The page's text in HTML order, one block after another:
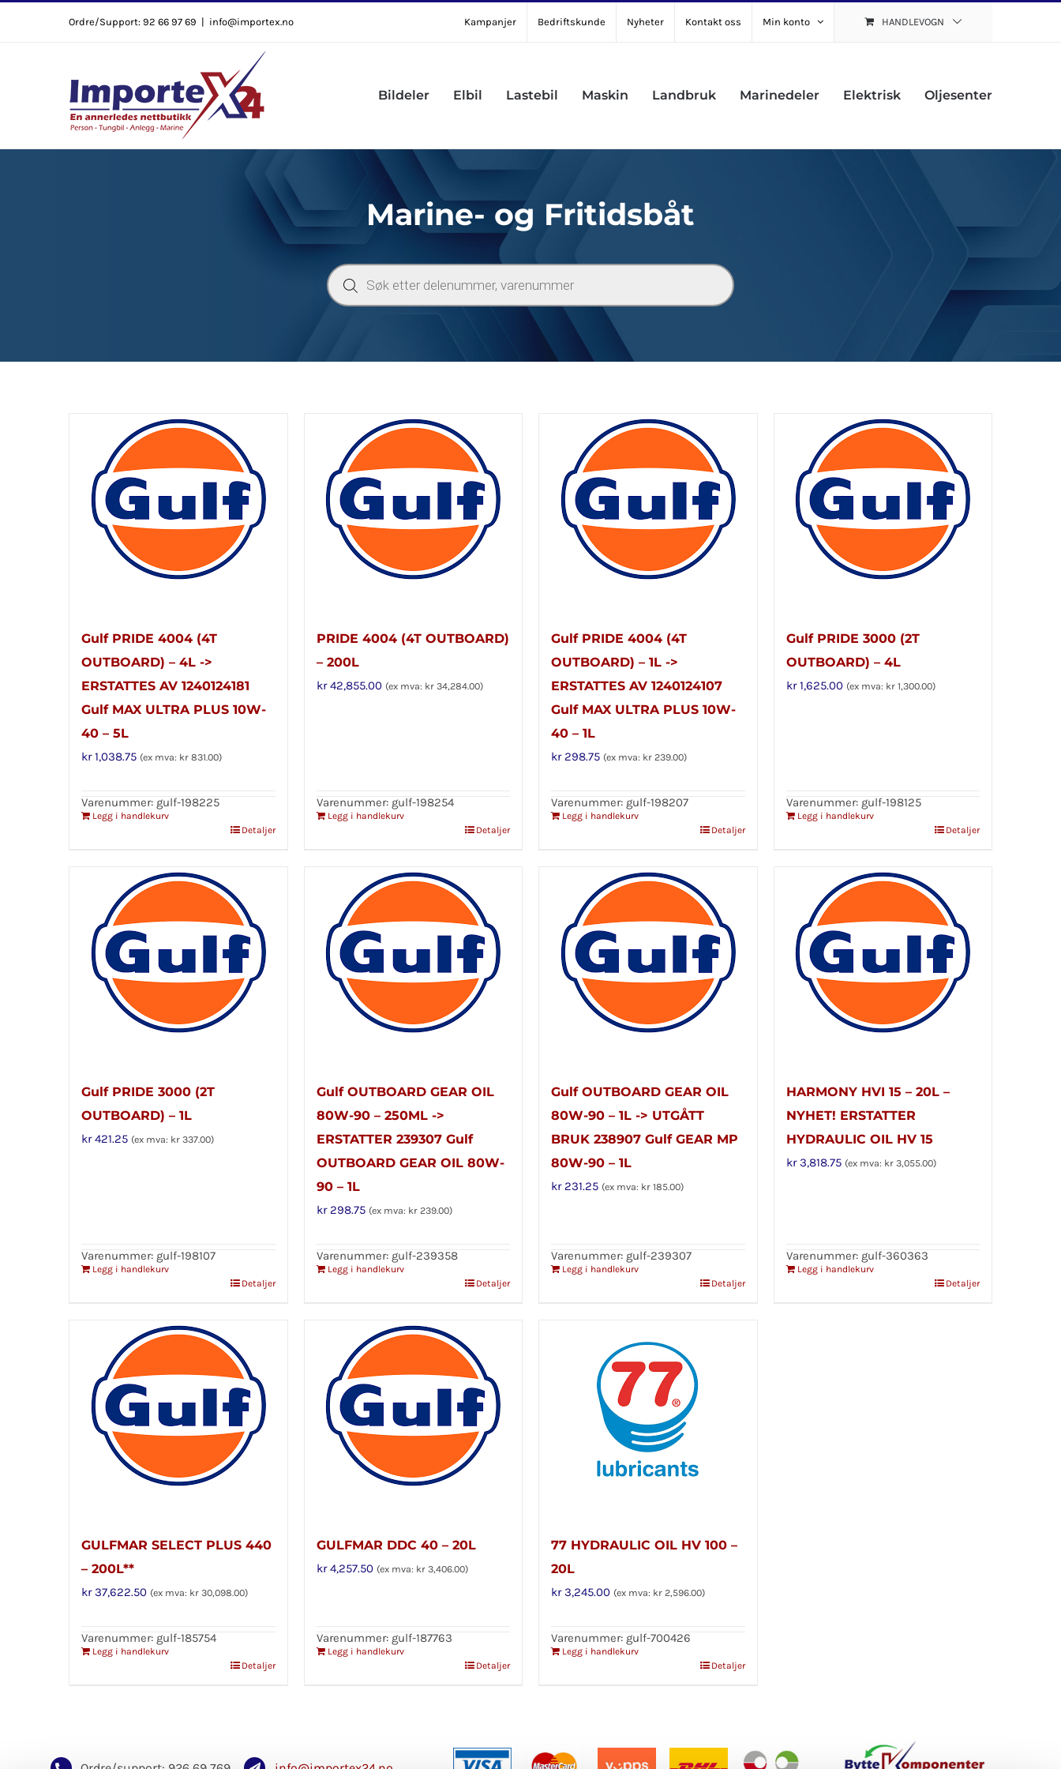
Ordre/Support: 92 66 97 69 | info@importex.no Kampanjer Bedriftskunde Nyheter Kontakt oss Min konto HANDLEVOGN
Bildeler Elbil Lastebil Maskin Landbruk Marinedeler Elektrisk Oljesenter
Marine- og Fritidsbåt
Products
search
Gulf PRIDE 4004 (4T
OUTBOARD) – 4L ->
ERSTATTES AV 1240124181
Gulf MAX ULTRA PLUS 10W-
40 – 5L
kr1,038.75 (ex mva: kr 831.00)
Varenummer: gulf-198225
Legg i handlekurv
Detaljer
PRIDE 4004 (4T OUTBOARD)
– 200L
kr42,855.00 (ex mva: kr34,284.00)
Varenummer: gulf-198254
Legg i handlekurv
Detaljer
Gulf PRIDE 4004 (4T
OUTBOARD) – 1L ->
ERSTATTES AV 1240124107
Gulf MAX ULTRA PLUS 10W-
40 – 1L
kr298.75 (ex mva: kr 239.00)
Varenummer: gulf-198207
Legg i handlekurv
Detaljer
Gulf PRIDE 3000 (2T
OUTBOARD) – 4L
kr1,625.00 (ex mva: kr1,300.00)
Varenummer: gulf-198125
Legg i handlekurv
Detaljer
Gulf PRIDE 3000 (2T
OUTBOARD) – 1L
kr421.25 (ex mva: kr 337.00)
Varenummer: gulf-198107
Legg i handlekurv
Detaljer
Gulf OUTBOARD GEAR OIL
80W-90 – 250ML ->
ERSTATTER 239307 Gulf
OUTBOARD GEAR OIL 80W-
90 – 1L
kr298.75 (ex mva: kr239.00)
Varenummer: gulf-239358
Legg i handlekurv
Detaljer
Gulf OUTBOARD GEAR OIL
80W-90 – 1L -> UTGÅTT
BRUK 238907 Gulf GEAR MP
80W-90 – 1L
kr231.25 (ex mva: kr 185.00)
Varenummer: gulf-239307
Legg i handlekurv
Detaljer
HARMONY HVI 15 – 20L –
NYHET! ERSTATTER
HYDRAULIC OIL HV 15
kr3,818.75 (ex mva: kr3,055.00)
Varenummer: gulf-360363
Legg i handlekurv
Detaljer
GULFMAR SELECT PLUS 440
– 200L**
kr37,622.50 (ex mva: kr 30,098.00)
Varenummer: gulf-185754
Legg i handlekurv
Detaljer
GULFMAR DDC 40 – 20L
kr4,257.50 (ex mva: kr3,406.00)
Varenummer: gulf-187763
Legg i handlekurv
Detaljer
77 HYDRAULIC OIL HV 100 –
20L
kr3,245.00 (ex mva: kr 2,596.00)
Varenummer: gulf-700426
Legg i handlekurv
Detaljer